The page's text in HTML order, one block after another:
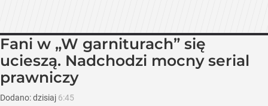
Fani w „W garniturach” się
ucieszą. Nadchodzi mocny serial
prawniczy
Dodano:dzisiaj 6:45